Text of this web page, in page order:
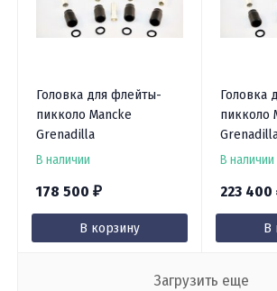
Головка для флейты-
пикколо Mancke
Grenadilla
В наличии
178 500 ₽
В корзину
Головка
пикколо
В наличии
223 400
В
Загрузить еще